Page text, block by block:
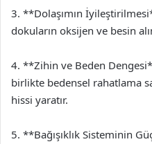
3. **Dolaşımın
dokuların oksijen ve besin
4. **Zihin ve Beden
birlikte bedensel rahatlama
hissi yaratır.
5. **Bağışıklık Sisteminin